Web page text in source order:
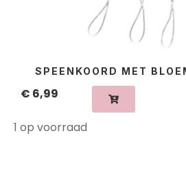
SPEENKOORD MET
€ 6,99
1 op voorraad